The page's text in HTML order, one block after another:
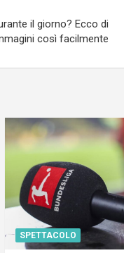
il giorno? Ecco di
così facilmente
SPETTACOLO